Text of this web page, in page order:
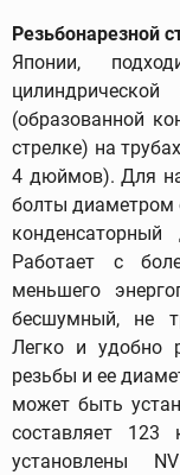
Резьбонарезной
Японии,
(образованной
стрелке) на
4 дюймов). Для
болты
Работает с
меньшего
бесшумный, не
Легко и удобно
резьбы и ее
может быть
составляет
установлены